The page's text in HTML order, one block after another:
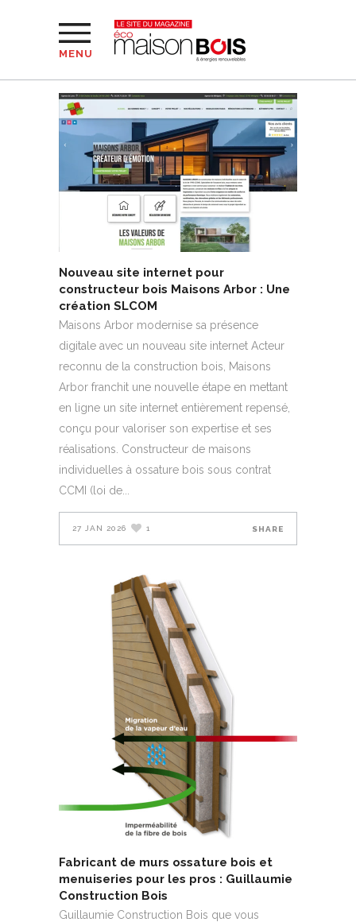
MENU
Nouveau site internet pour
constructeur bois Maisons Arbor : Une
création SLCOM
Maisons Arbor modernise sa présence
digitale avec un nouveau site internet Acteur
reconnu de la construction bois, Maisons
Arbor franchit une nouvelle étape en mettant
en ligne un site internet entièrement repensé,
conçu pour valoriser son expertise et ses
réalisations. Constructeur de maisons
individuelles à ossature bois sous contrat
CCMI (loi de
27 JAN 2026 1 SHARE
Fabricant de murs ossature bois et
menuiseries pour les pros : Guillaumie
Construction Bois
Guillaumie Construction Bois que vous